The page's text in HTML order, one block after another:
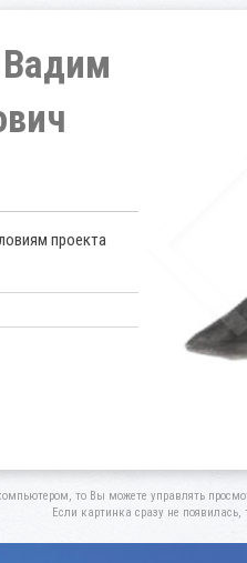
проекта
то Вы можете управлять
Если картинка сразу не появилась,